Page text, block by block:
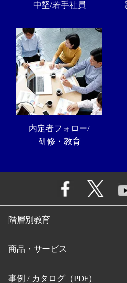
中堅/若手社員
内定者フォロー/
研修・教育
階層別教育
商品・サービス
事例 / カタログ（PDF）